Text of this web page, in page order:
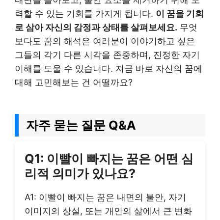
력할 수 있는 기회를 가지게 됩니다. 이 꿈을 기회
로 삼아 자신의 감정과 상태를 살펴보세요. 무엇
보다도 꿈의 해석은 여러분이 이야기하고 싶은
그들의 각기 다른 시각을 존중하며, 진정한 자기
이해를 도울 수 있습니다. 지금 바로 자신의 꿈에
대해 고민해보는 건 어떨까요?
자주 묻는 질문 Q&A
Q1: 이빨이 빠지는 꿈은 어떤 심
리적 의미가 있나요?
A1: 이빨이 빠지는 꿈은 내면의 불안, 자기
이미지의 상실, 또는 개인의 삶에서 큰 변화